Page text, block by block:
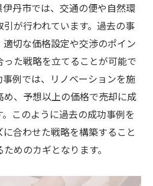
丹市では、交通の便や自然環
が行われています。過去の事
切な価格設定や交渉のポイン
った戦略を立てることが可能で
例では、リノベーションを施
、予想以上の価格で売却に成
このように過去の成功事例を
合わせた戦略を構築すること
めのカギとなります。